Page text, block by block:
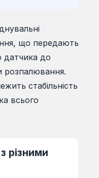
що передають
датчика до
розпалювання.
стабільність
всього
різними